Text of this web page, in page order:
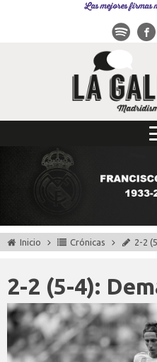
Las mejores firmas
Inicio Crónicas 2-2
2-2 (5-4):